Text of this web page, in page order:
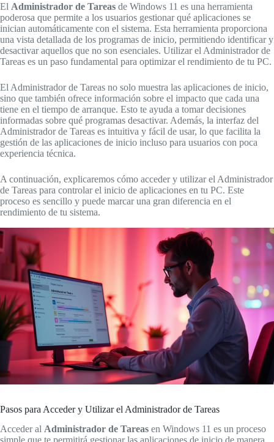
El Administrador de Tareas de Windows 11 es una herramienta
poderosa que permite a los usuarios gestionar qué aplicaciones se
inician automáticamente con el sistema. Esta herramienta proporciona
una vista detallada de los programas de inicio, permitiendo identificar y
desactivar aquellos que no son esenciales. Utilizar el Administrador de
Tareas es un paso fundamental para optimizar el rendimiento de tu PC.
El Administrador de Tareas no solo muestra las aplicaciones de inicio,
sino que también ofrece información sobre el impacto que cada una
tiene en el tiempo de arranque. Esto te ayuda a tomar decisiones
informadas sobre qué programas desactivar. Además, la interfaz del
Administrador de Tareas es intuitiva y fácil de usar, lo que facilita la
gestión de las aplicaciones de inicio incluso para usuarios con poca
experiencia técnica.
A continuación, explicaremos cómo acceder y utilizar el Administrador
de Tareas para controlar el inicio de aplicaciones en tu PC. Este
proceso es sencillo y puede marcar una gran diferencia en el
rendimiento de tu sistema.
Pasos para Acceder y Utilizar el Administrador de Tareas
Acceder al Administrador de Tareas en Windows 11 es un proceso